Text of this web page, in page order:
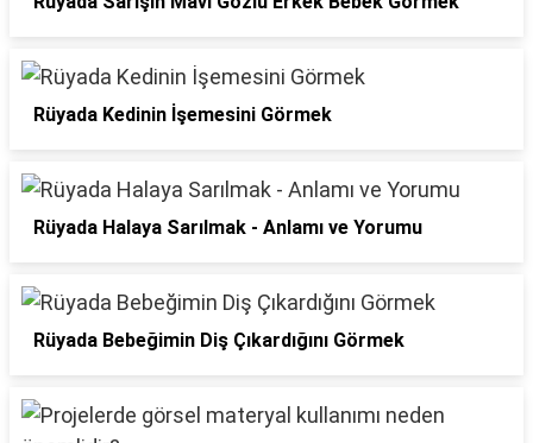
Rüyada Kedinin İşemesini Görmek
Rüyada Halaya Sarılmak - Anlamı ve Yorumu
Rüyada Bebeğimin Diş Çıkardığını Görmek